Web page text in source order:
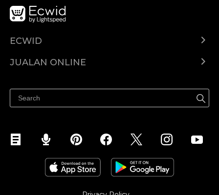
ECWID
Pusat Bantuan
JUALAN ONLINE
Jualan di Facebook